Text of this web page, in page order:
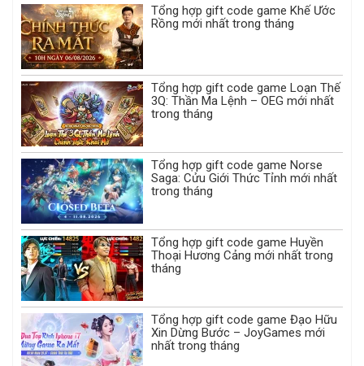
Tổng hợp gift code game Khế Ước
Rồng mới nhất trong tháng
Tổng hợp gift code game Loạn Thế
3Q: Thần Ma Lệnh – OEG mới nhất
trong tháng
Tổng hợp gift code game Norse
Saga: Cửu Giới Thức Tỉnh mới nhất
trong tháng
Tổng hợp gift code game Huyền
Thoại Hương Cảng mới nhất trong
tháng
Tổng hợp gift code game Đạo Hữu
Xin Dừng Bước – JoyGames mới
nhất trong tháng